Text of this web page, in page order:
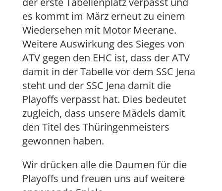
es kommt im März erneut zu einem
Wiedersehen mit Motor Meerane.
Weitere Auswirkung des Sieges von
ATV gegen den EHC ist, dass der ATV
damit in der Tabelle vor dem SSC Jena
steht und der SSC Jena damit die
Playoffs verpasst hat. Dies bedeutet
zugleich, dass unsere Mädels damit
den Titel des Thüringenmeisters
gewonnen haben.
Wir drücken alle die Daumen für die
Playoffs und freuen uns auf weitere